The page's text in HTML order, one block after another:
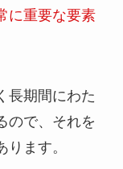
に重要な要素
長期間にわた
ので、それを
ます。